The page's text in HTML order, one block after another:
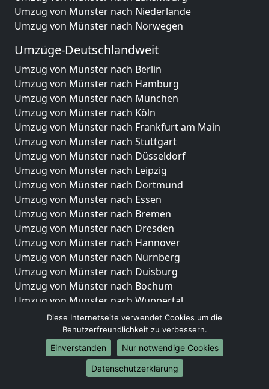
Umzug von Münster nach Niederlande
Umzug von Münster nach Norwegen
Umzüge-Deutschlandweit
Umzug von Münster nach Berlin
Umzug von Münster nach Hamburg
Umzug von Münster nach München
Umzug von Münster nach Köln
Umzug von Münster nach Frankfurt am Main
Umzug von Münster nach Stuttgart
Umzug von Münster nach Düsseldorf
Umzug von Münster nach Leipzig
Umzug von Münster nach Dortmund
Umzug von Münster nach Essen
Umzug von Münster nach Bremen
Umzug von Münster nach Dresden
Umzug von Münster nach Hannover
Umzug von Münster nach Nürnberg
Umzug von Münster nach Duisburg
Umzug von Münster nach Bochum
Umzug von Münster nach Wuppertal
Umzug von Münster nach Bielefeld
Umzug von Münster nach Bonn
Umzug von Münster nach Münster
Internationale-Umzüge
Diese Internetseite verwendet Cookies um die
Benutzerfreundlichkeit zu verbessern.
Einverstanden
Nur notwendige Cookies
Datenschutzerklärung